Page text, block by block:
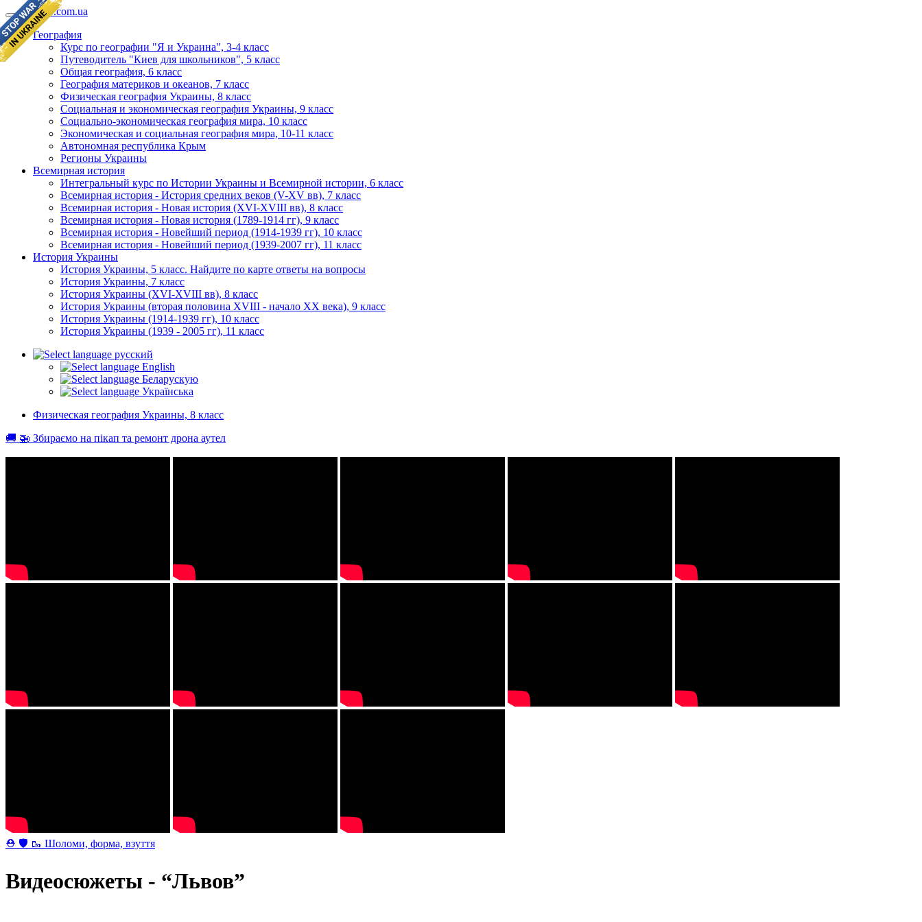
geomap.com.ua
География
Курс по географии "Я и Украина", 3-4 класс
Путеводитель "Киев для школьников", 5 класс
Общая география, 6 класс
География материков и океанов, 7 класс
Физическая география Украины, 8 класс
Социальная и экономическая география Украины, 9 класс
Социально-экономическая география мира, 10 класс
Экономическая и социальная география мира, 10-11 класс
Автономная республика Крым
Регионы Украины
Всемирная история
Интегральный курс по Истории Украины и Всемирной истории, 6 класс
Всемирная история - История средних веков (V-XV вв), 7 класс
Всемирная история - Новая история (XVI-XVIII вв), 8 класс
Всемирная история - Новая история (1789-1914 гг), 9 класс
Всемирная история - Новейший период (1914-1939 гг), 10 класс
Всемирная история - Новейший период (1939-2007 гг), 11 класс
История Украины
История Украины, 5 класс. Найдите по карте ответы на вопросы
История Украины, 7 класс
История Украины (XVI-XVIII вв), 8 класс
История Украины (вторая половина XVIII - начало XX века), 9 класс
История Украины (1914-1939 гг), 10 класс
История Украины (1939 - 2005 гг), 11 класс
русский
English
Беларускую
Українська
Физическая география Украины, 8 класс
🚚 🚁 Збираємо на пікап та ремонт дрона аутел
⛑ 🛡 🥾 Шоломи, форма, взуття
Видеосюжеты - “Львов”